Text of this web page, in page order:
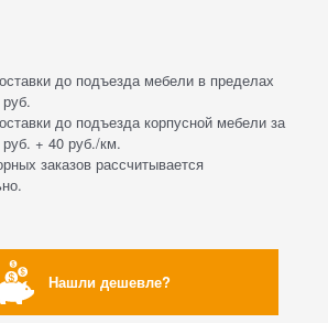
до подъезда мебели в пределах
до подъезда корпусной мебели за
+ 40 руб./км.
заказов рассчитывается
Нашли дешевле?